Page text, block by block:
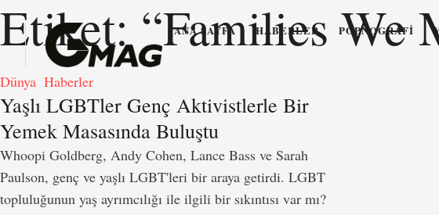
ANA SAYFA HABERLER POPNOGRAFI
Etiket:“Families We
Dünya Haberler
Yaşlı LGBTler Genç Aktivistlerle Bir
Yemek Masasında Buluştu
Whoopi Goldberg, Andy Cohen, Lance Bass ve Sarah
Paulson, genç ve yaşlı LGBT'leri bir araya getirdi. LGBT
topluluğunun yaş ayrımcılığı ile ilgili bir sıkıntısı var mı?